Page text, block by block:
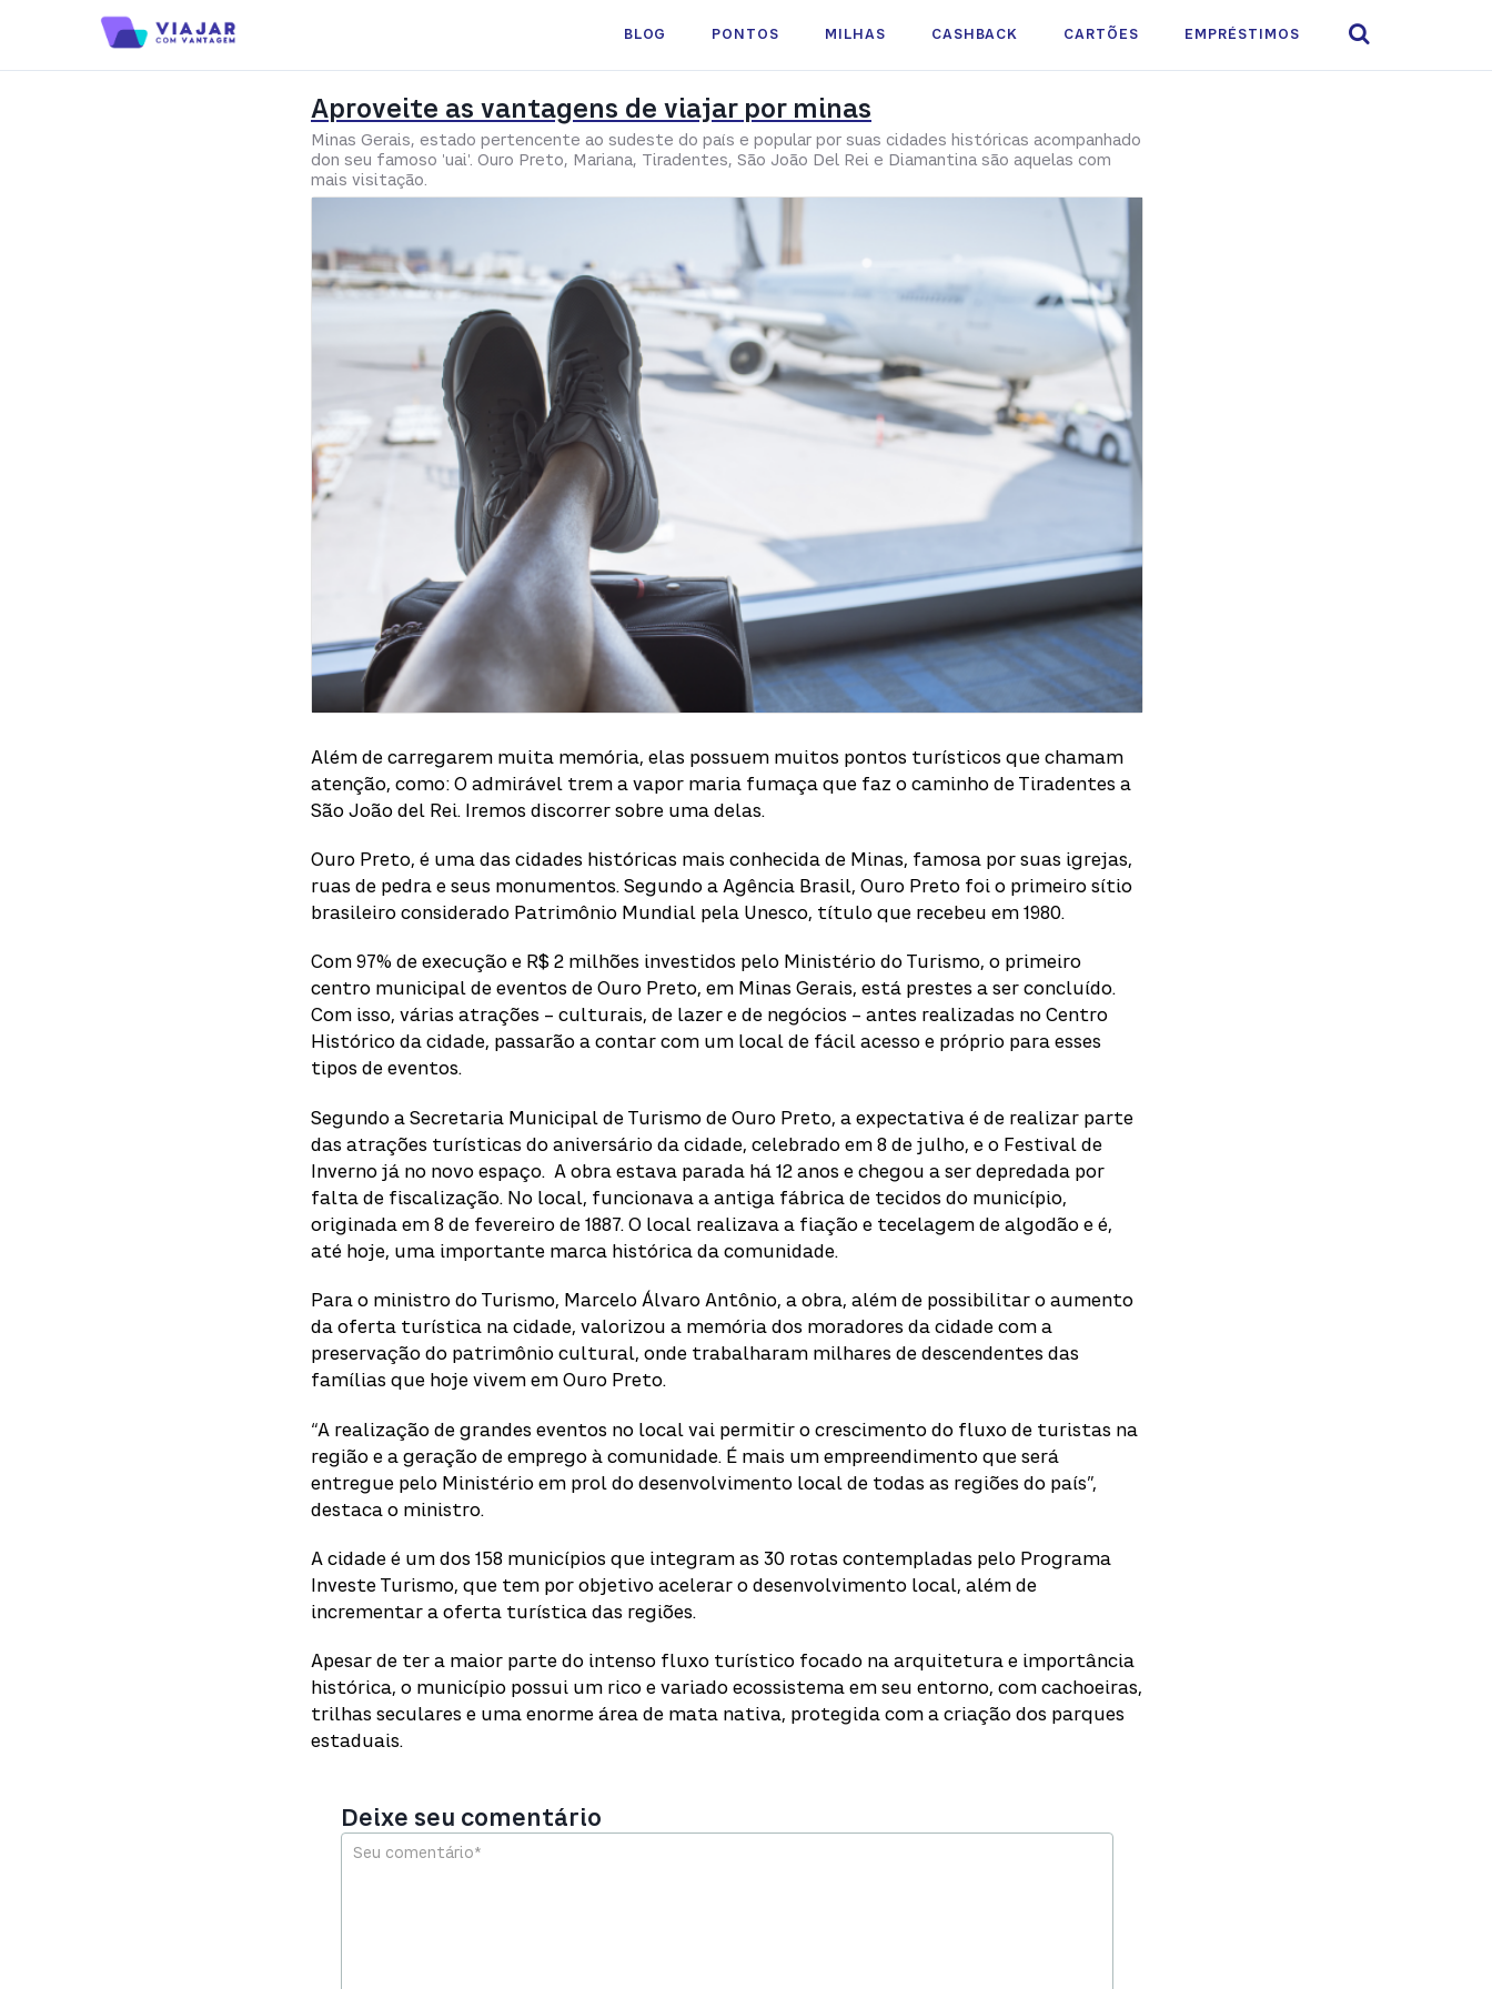
BLOG PONTOS MILHAS CASHBACK CARTÕES EMPRÉSTIMOS 
Aproveite as vantagens de viajar por minas
Minas Gerais, estado pertencente ao sudeste do país e popular por suas cidades históricas acompanhado
don seu famoso 'uai'. Ouro Preto, Mariana, Tiradentes, São João Del Rei e Diamantina são aquelas com
mais visitação.
Além de carregarem muita memória, elas possuem muitos pontos turísticos que chamam
atenção, como: O admirável trem a vapor maria fumaça que faz o caminho de Tiradentes a
São João del Rei. Iremos discorrer sobre uma delas.
Ouro Preto, é uma das cidades históricas mais conhecida de Minas, famosa por suas igrejas,
ruas de pedra e seus monumentos. Segundo a Agência Brasil, Ouro Preto foi o primeiro sítio
brasileiro considerado Patrimônio Mundial pela Unesco, título que recebeu em 1980.
Com 97% de execução e R$ 2 milhões investidos pelo Ministério do Turismo, o primeiro
centro municipal de eventos de Ouro Preto, em Minas Gerais, está prestes a ser concluído.
Com isso, várias atrações – culturais, de lazer e de negócios – antes realizadas no Centro
Histórico da cidade, passarão a contar com um local de fácil acesso e próprio para esses
tipos de eventos.
Segundo a Secretaria Municipal de Turismo de Ouro Preto, a expectativa é de realizar parte
das atrações turísticas do aniversário da cidade, celebrado em 8 de julho, e o Festival de
Inverno já no novo espaço. A obra estava parada há 12 anos e chegou a ser depredada por
falta de fiscalização. No local, funcionava a antiga fábrica de tecidos do município,
originada em 8 de fevereiro de 1887. O local realizava a fiação e tecelagem de algodão e é,
até hoje, uma importante marca histórica da comunidade.
Para o ministro do Turismo, Marcelo Álvaro Antônio, a obra, além de possibilitar o aumento
da oferta turística na cidade, valorizou a memória dos moradores da cidade com a
preservação do patrimônio cultural, onde trabalharam milhares de descendentes das
famílias que hoje vivem em Ouro Preto.
“A realização de grandes eventos no local vai permitir o crescimento do fluxo de turistas na
região e a geração de emprego à comunidade. É mais um empreendimento que será
entregue pelo Ministério em prol do desenvolvimento local de todas as regiões do país”,
destaca o ministro.
A cidade é um dos 158 municípios que integram as 30 rotas contempladas pelo Programa
Investe Turismo, que tem por objetivo acelerar o desenvolvimento local, além de
incrementar a oferta turística das regiões.
Apesar de ter a maior parte do intenso fluxo turístico focado na arquitetura e importância
histórica, o município possui um rico e variado ecossistema em seu entorno, com cachoeiras,
trilhas seculares e uma enorme área de mata nativa, protegida com a criação dos parques
estaduais.
Deixe seu comentário